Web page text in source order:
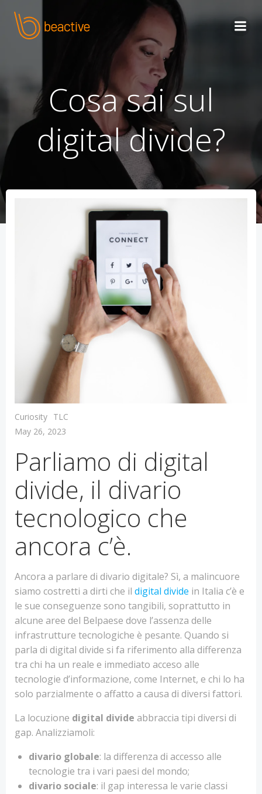
Skip
to
content
Cosa sai sul
digital divide?
Curiosity TLC
May 26, 2023
Parliamo di digital
divide, il divario
tecnologico che
ancora c’è.
Ancora a parlare di divario digitale? Sì, a malincuore
siamo costretti a dirti che il digital divide in Italia c’è e
le sue conseguenze sono tangibili, soprattutto in
alcune aree del Belpaese dove l’assenza delle
infrastrutture tecnologiche è pesante. Quando si
parla di digital divide si fa riferimento alla differenza
tra chi ha un reale e immediato acceso alle
tecnologie d’informazione, come Internet, e chi lo ha
solo parzialmente o affatto a causa di diversi fattori.
La locuzione digital divide abbraccia tipi diversi di
gap. Analizziamoli:
divario globale: la differenza di accesso alle
tecnologie tra i vari paesi del mondo;
divario sociale: il gap interessa le varie classi